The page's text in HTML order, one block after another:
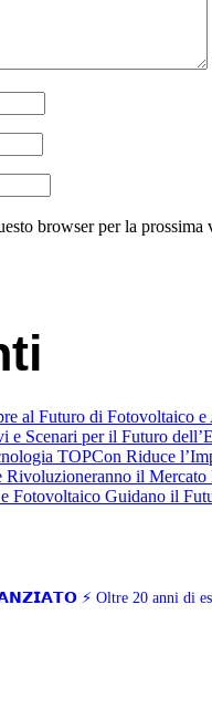
browser per la prossima
al Futuro di Fotovoltaico
e Scenari per il Futuro
TOPCon Riduce
il
Fotovoltaico Guidano il
⚡ Oltre 20 anni di